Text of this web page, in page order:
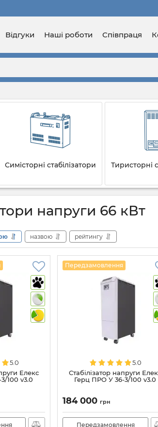
Відгуки Наші роботи Співпраця
Симісторні стабілізатори Тиристорні
напруги 66 кВт
назвою рейтингу
5.0
Елекс
100 v3.0
Передзамовлення
5.0
Стабілізатор напруги
Герц ПРО У 36-3/100 v3.0
184 000 грн
Передзамовлення